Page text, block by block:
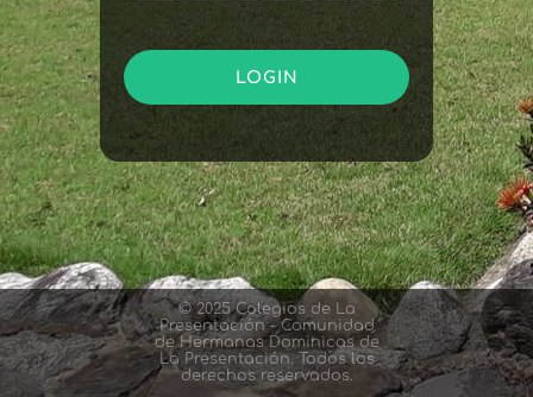
© 2025 Colegios de La
Presentación - Comunidad
de Hermanas Dominicas de
La Presentación. Todos los
derechos reservados.